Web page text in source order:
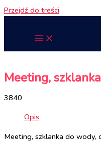
Przejdź do treści
Meeting,
3840
Opis
Meeting, szklanka do wody,